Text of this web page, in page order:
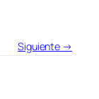
Siguiente →